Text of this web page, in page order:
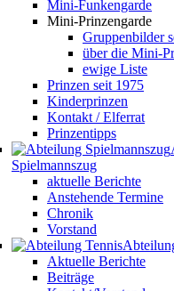
Mini-Funkengarde
Mini-Prinzengarde
Gruppenbilder
über die Mini-
ewige Liste
Prinzen seit 1975
Kinderprinzen
Kontakt / Elferrat
Prinzentipps
Spielmannszug
aktuelle Berichte
Anstehende Termine
Chronik
Vorstand
Aktuelle Berichte
Beiträge